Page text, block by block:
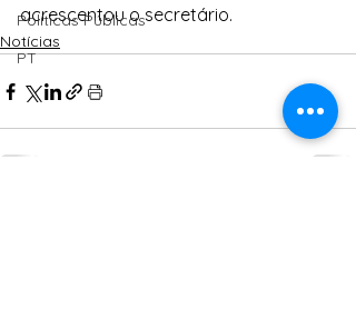
Políticas Públicas
PT
acrescentou o secretário.
Notícias